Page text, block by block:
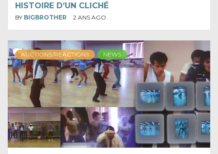
HISTOIRE D’UN CLICHÉ
BY BIGBROTHER 2 ANS AGO
AUCTIONS/REACTIONS NEWS